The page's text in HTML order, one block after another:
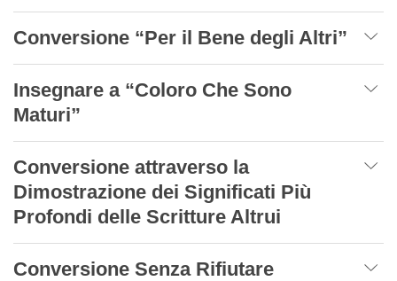
Conversione “Per il Bene degli Altri”
Insegnare a “Coloro Che Sono
Maturi”
Conversione attraverso la
Dimostrazione dei Significati Più
Profondi delle Scritture Altrui
Conversione Senza Rifiutare